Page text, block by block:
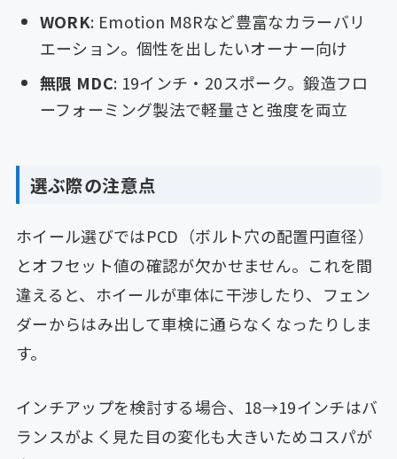
WORK: Emotion M8Rなど豊富なカラーバリ
エーション。個性を出したいオーナー向け
無限 MDC: 19インチ・20スポーク。鍛造フロ
ーフォーミング製法で軽量さと強度を両立
選ぶ際の注意点
ホイール選びではPCD（ボルト穴の配置円直径）
とオフセット値の確認が欠かせません。これを間
違えると、ホイールが車体に干渉したり、フェン
ダーからはみ出して車検に通らなくなったりしま
す。
インチアップを検討する場合、18→19インチはバ
ランスがよく見た目の変化も大きいためコスパが